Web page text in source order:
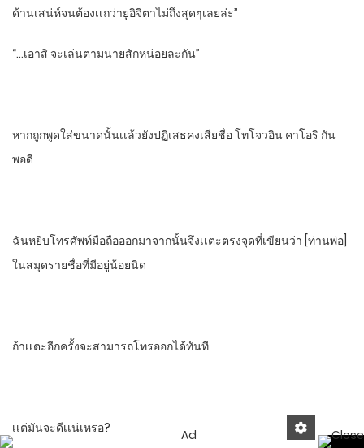
ด้านเสน่ห์จนต้องเเถว่ายูอิจิตาไม่ถึงสุดๆเลยล่ะ”
“…เอาสิ จะเล่นตามนายสักหน่อยละกัน”
หากถูกพูดใส่ขนาดนั้นเเล้วยังปฏิเสธ​คงเสียชื่อ​ โทโจวอิน​ คาโอริ​ กัน
พอดี
ฉันหยิบโทรศัพท์​มือถือออกมาจากนั้นจึงเเตะตรงจุดที่เขียนว่​า​ [ท่านพ่อ]​
ในสมุดรายชื่อที่มีอยู่น้อยนิด
ถ้าเเตะอีกครั้ง​จะสามารถโทรออกได้ทันที
เเต่มันจะดีเเน่เหรอ?